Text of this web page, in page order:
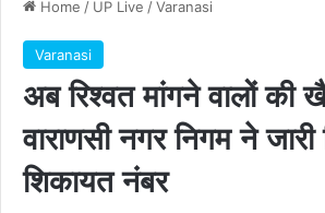
Home / UP Live /Varanasi
Varanasi
अब रिश्वत मांगने वालों की
वाराणसी नगर निगम ने जारी
शिकायत नंबर